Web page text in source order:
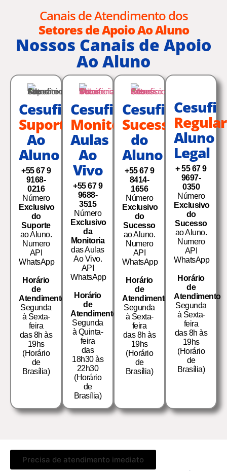
Canais de Atendimento dos
Setores de Apoio Ao Aluno
Nossos Canais de Apoio
Ao Aluno
Cesufi
Suporte
Ao
Aluno
+55 67 9
9168-
0216
Número
Exclusivo
do
Suporte
ao Aluno.
Numero
API
WhatsApp
Horário
de
Atendimento
Segunda
à Sexta-
feira
das 8h às
19hs
(Horário
de
Brasília)
Cesufi
Monitoria
Aulas
Ao
Vivo
+55 67 9
9688-
3515
Número
Exclusivo
da
Monitoria
das Aulas
Ao Vivo.
API
WhatsApp
Horário
de
Atendimento
Segunda
à Quinta-
feira
das
18h30 às
22h30
(Horário
de
Brasília)
Cesufi
Sucesso
do
Aluno
+55 67 9
8414-
1656
Número
Exclusivo
do
Sucesso
ao Aluno.
Numero
API
WhatsApp
Horário
de
Atendimento
Segunda
à Sexta-
feira
das 8h às
19hs
(Horário
de
Brasília)
Cesufi
Aluno
Legal
+ 55 67 9
9697-
0350
Número
Exclusivo
do
Sucesso
ao Aluno.
Numero
API
WhatsApp
Horário
de
Atendimento
Segunda
à Sexta-
feira
das 8h às
19hs
(Horário
de
Brasília)
Precisa de atendimento imediato